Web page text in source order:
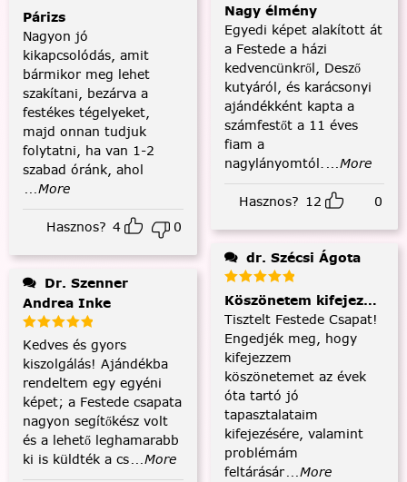
Párizs
Nagyon jó
kikapcsolódás, amit
bármikor meg lehet
szakítani, bezárva a
festékes tégelyeket,
majd onnan tudjuk
folytatni, ha van 1-2
szabad óránk, ahol
...More
Hasznos? 4 0
Andrea Inke
Kedves és gyors
kiszolgálás! Ajándékba
rendeltem egy egyéni
képet; a Festede csapata
nagyon segítőkész volt
és a lehető leghamarabb
ki is küldték a cs...More
Nagy élmény
Egyedi képet alakított át
a Festede a házi
kedvencünkről, Desző
kutyáról, és karácsonyi
ajándékként kapta a
számfestőt a 11 éves
fiam a
nagylányomtól. ...More
Hasznos? 12 0
dr. Szécsi Ágota
Köszönetem kifejezése
Tisztelt Festede Csapat!
Engedjék meg, hogy
kifejezzem
köszönetemet az évek
óta tartó jó
tapasztalataim
kifejezésére, valamint
problémám
feltárásár...More